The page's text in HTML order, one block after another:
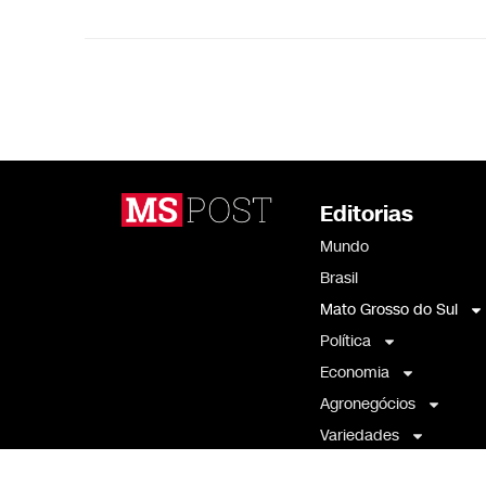
Editorias
Mundo
Brasil
Mato Grosso do Sul
Política
Economia
Agronegócios
Variedades